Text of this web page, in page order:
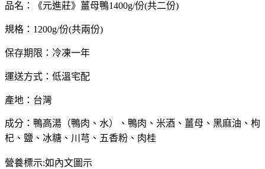
品名： 《元進莊》薑母鴨1400g/份(共二份)
規格 ： 1200g/份(共兩份)
保存期限 ： 冷凍一年
運送方式：低溫宅配
產地 ： 台灣
成分：鴨高湯（鴨肉、水）、鴨肉、米酒、薑母、黑麻油、枸
杞、鹽、冰糖、川芎、五香粉、肉桂
營養標示:如內文圖示